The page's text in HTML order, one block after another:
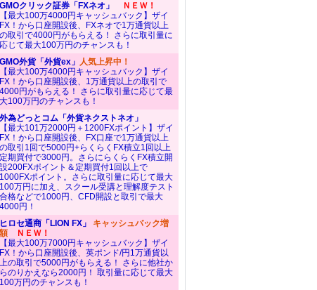
GMOクリック証券「FXネオ」
ＮＥＷ！
【最大100万4000円キャッシュバック】ザイ
FX！から口座開設後、FXネオで1万通貨以上
の取引で4000円がもらえる！ さらに取引量に
応じて最大100万円のチャンスも！
GMO外貨「外貨ex」 人気上昇中！
【最大100万4000円キャッシュバック】ザイ
FX！から口座開設後、1万通貨以上の取引で
4000円がもらえる！ さらに取引量に応じて最
大100万円のチャンスも！
外為どっとコム「外貨ネクストネオ」
【最大101万2000円＋1200FXポイント】ザイ
FX！から口座開設後、FX口座で1万通貨以上
の取引1回で5000円+らくらくFX積立1回以上
定期買付で3000円。さらにらくらくFX積立開
設200FXポイント＆定期買付1回以上で
1000FXポイント。さらに取引量に応じて最大
100万円に加え、スクール受講と理解度テスト
合格などで1000円、CFD開設と取引で最大
4000円！
ヒロセ通商「LION FX」 キャッシュバック増
額ＮＥＷ！
【最大100万7000円キャッシュバック】ザイ
FX！から口座開設後、英ポンド/円1万通貨以
上の取引で5000円がもらえる！ さらに他社か
らのりかえなら2000円！ 取引量に応じて最大
100万円のチャンスも！